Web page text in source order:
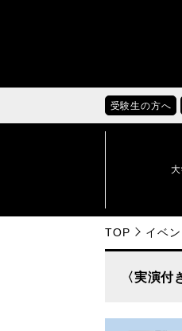
受験生の方へ
TOP イベン
〈実演